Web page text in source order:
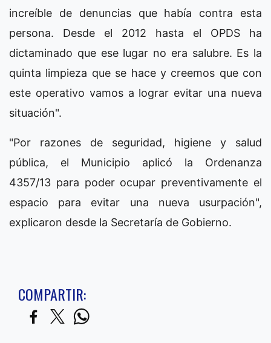
increíble de denuncias que había contra esta
persona. Desde el 2012 hasta el OPDS ha
dictaminado que ese lugar no era salubre. Es la
quinta limpieza que se hace y creemos que con
este operativo vamos a lograr evitar una nueva
situación".
"Por razones de seguridad, higiene y salud
pública, el Municipio aplicó la Ordenanza
4357/13 para poder ocupar preventivamente el
espacio para evitar una nueva usurpación",
explicaron desde la Secretaría de Gobierno.
COMPARTIR: